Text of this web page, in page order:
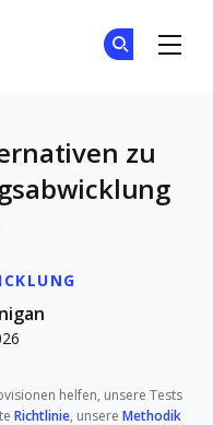
zu
helfen, unsere Tests
Richtlinie, unsere Methodik